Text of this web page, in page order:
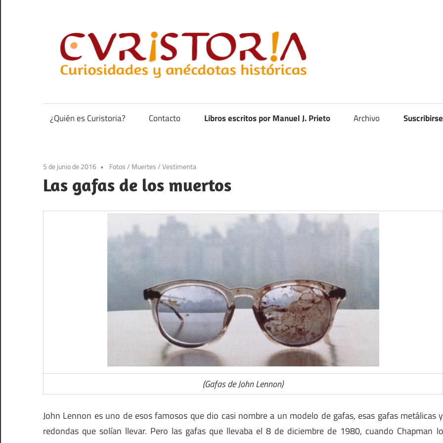
contenido
anécdotas
de
¿Quién es Curistoria? Contacto Libros escritos por Manuel J. Prieto Archivo
5 de junio de 2016 Fotos/ Muertes/Vestimenta
Las gafas de los muertos
(Gafas de John Lennon)
John Lennon es uno de esos famosos que dio casi nombre a un modelo de gafas, esas gafas metálicas y
redondas que solían llevar. Pero las gafas que llevaba el 8 de diciembre de 1980, cuando Chapman lo